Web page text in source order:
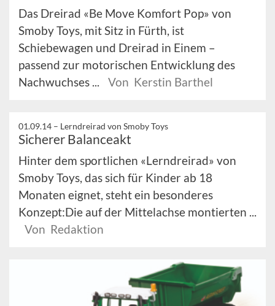
Das Dreirad «Be Move Komfort Pop» von
Smoby Toys, mit Sitz in Fürth, ist
Schiebewagen und Dreirad in Einem –
passend zur motorischen Entwicklung des
Nachwuchses ...
Von Kerstin Barthel
01.09.14 – Lerndreirad von Smoby Toys
Sicherer Balanceakt
Hinter dem sportlichen «Lerndreirad» von
Smoby Toys, das sich für Kinder ab 18
Monaten eignet, steht ein besonderes
Konzept:Die auf der Mittelachse montierten ...
Von Redaktion